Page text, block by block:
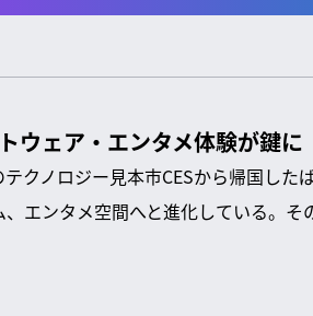
ウェア・エンタメ体験が鍵に
クノロジー見本市CESから帰国した
エンタメ空間へと進化している。そ